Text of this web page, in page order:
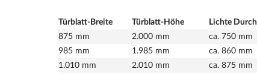
Türblatt-Breite Türblatt-Höhe Lichte
875 mm
2.000 mm ca. 750 mm
985 mm
1.985 mm ca. 860 mm
1.010 mm
2.010 mm ca. 875 mm